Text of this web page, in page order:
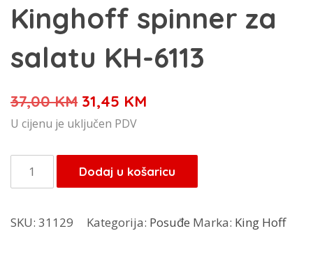
Kinghoff spinner za
salatu KH-6113
37,00KM Izvorna
cijena
je:
37,00 KM.
31,45 KM
31,45 KM.
U cijenu je uključen PDV
Kinghoff
spinner
salatu
Dodaj u košaricu
SKU: 31129 Kategorija: Posuđe Marka: King Hoff